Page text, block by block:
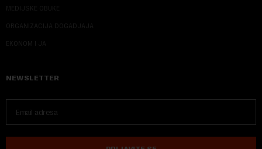
MEDIJSKE OBUKE
ORGANIZACIJA DOGADJAJA
EKONOM I JA
NEWSLETTER